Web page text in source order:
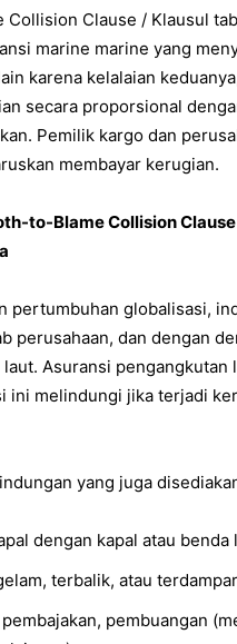
Clause / Klausul
marine marine yang
karena kelalaian
secara proporsional
Pemilik kargo dan
membayar kerugian.
to-Blame Collision
pertumbuhan globalisasi,
perusahaan, dan dengan
Asuransi
ini melindungi jika terjadi
yang juga
dengan kapal atau benda
terbalik, atau
pembajakan, pembuangan